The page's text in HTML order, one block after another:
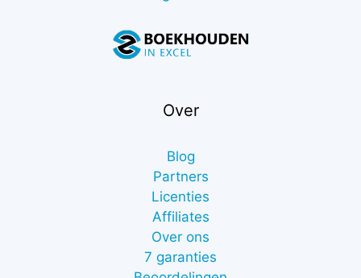
Over
Blog
Partners
Licenties
Affiliates
Over ons
7 garanties